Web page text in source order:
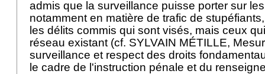
admis que la surveillance puisse porter sur
notamment en matière de trafic de
les délits commis qui sont visés, mais ceux
réseau existant (cf. SYLVAIN MÉTILLE,
surveillance et respect des droits
le cadre de l'instruction pénale et du